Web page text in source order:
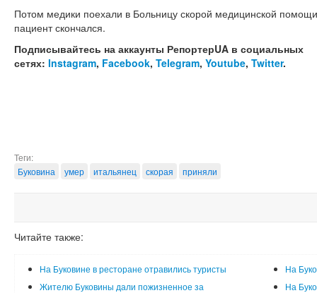
Потом медики поехали в Больницу скорой медицинской
пациент скончался.
Подписывайтесь на аккаунты РепортерUA в социальных
сетях: Instagram, Facebook, Telegram, Youtube, Twitter.
Теги:
Буковина
умер итальянец скорая приняли
Читайте также:
На Буковине в ресторане отравились туристы
На
Жителю Буковины дали пожизненное за
На